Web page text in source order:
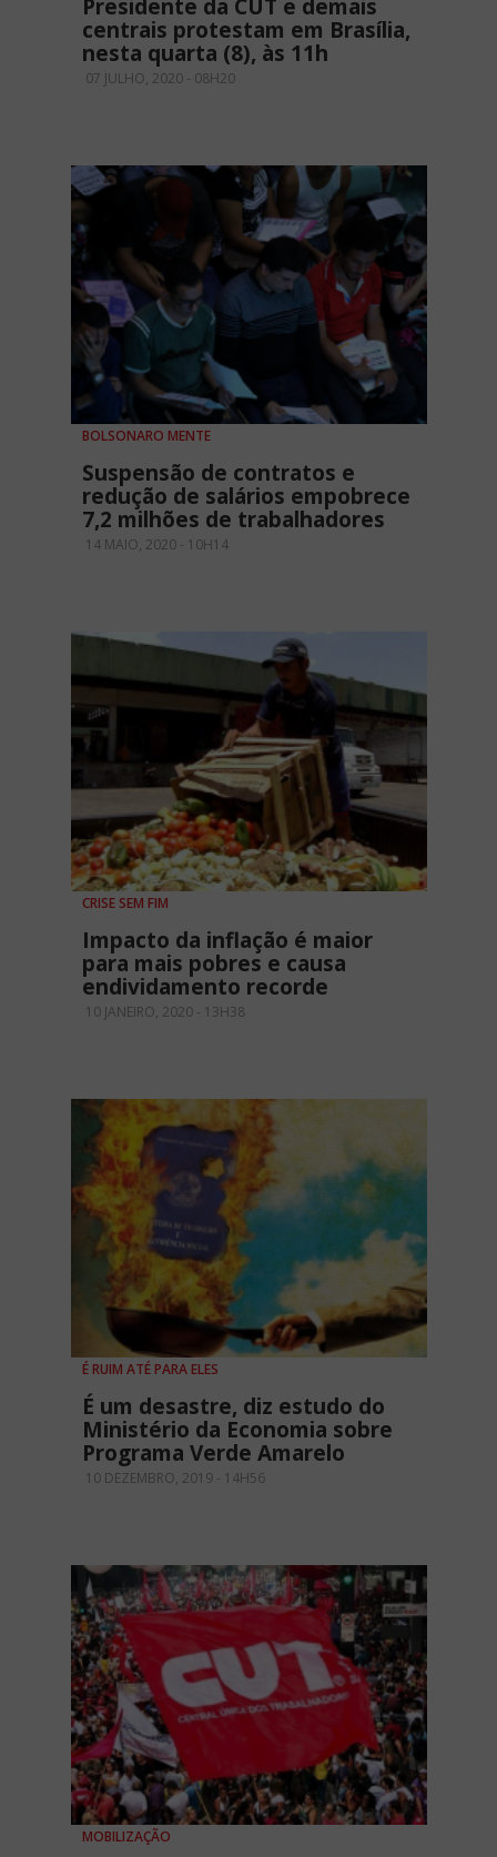
Presidente da CUT e demais
centrais protestam em Brasília,
nesta quarta (8), às 11h
07 JULHO, 2020 - 08H20
BOLSONARO MENTE
Suspensão de contratos e
redução de salários empobrece
7,2 milhões de trabalhadores
14 MAIO, 2020 - 10H14
CRISE SEM FIM
Impacto da inflação é maior
para mais pobres e causa
endividamento recorde
10 JANEIRO, 2020 - 13H38
É RUIM ATÉ PARA ELES
É um desastre, diz estudo do
Ministério da Economia sobre
Programa Verde Amarelo
10 DEZEMBRO, 2019 - 14H56
MOBILIZAÇÃO